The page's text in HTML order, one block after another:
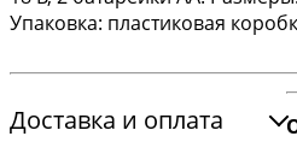
Упаковка: пластиковая
Доставка и оплата